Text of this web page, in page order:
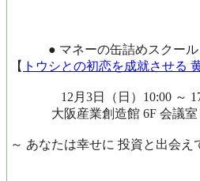
● マネーの缶詰めスクール
【 トウシとの初恋を成就させる
12月3日（日）10:00 ～
大阪産業創造館 6F 会議室
～ あなたは幸せに 投資と出会え